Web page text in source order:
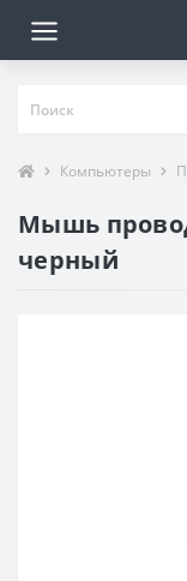
Компьютеры
Мышь
черный